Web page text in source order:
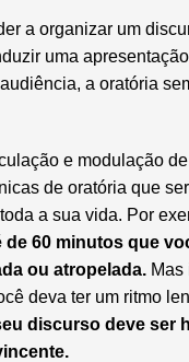
a organizar um
uma
a oratória
e modulação
de oratória que
a sua vida. Por
de 60 minutos que
ou atropelada. Mas
deva ter um ritmo
discurso deve ser